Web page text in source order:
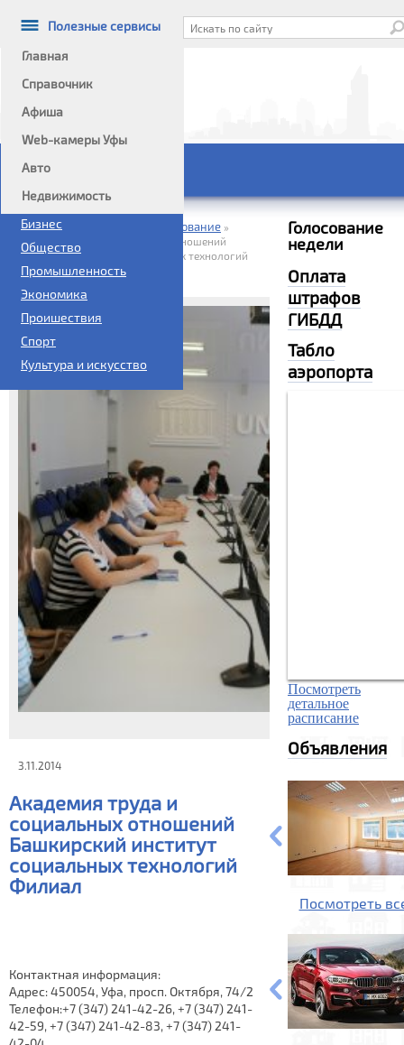
Полезные сервисы
Главная
Справочник
Афиша
Web-камеры Уфы
Авто
Недвижимость
Информационный портал
Главное меню
Политика
Бизнес
Общество
Промышленность
Экономика
Проишествия
Спорт
Культура и искусство
Домой» Образование »
Академия труда и социальных отношений
Башкирский институт социальных технологий
Филиал
3.11.2014
Академия труда и
социальных отношений
Башкирский институт
социальных технологий
Филиал
Контактная информация:
Адрес: 450054, Уфа, просп. Октября, 74/2
Телефон:+7 (347) 241-42-26, +7 (347) 241-
42-59, +7 (347) 241-42-83, +7 (347) 241-
Голосование
недели
Оплата
штрафов
ГИБДД
Табло
аэропорта
Посмотреть
детальное
расписание
Объявления
Посмотреть